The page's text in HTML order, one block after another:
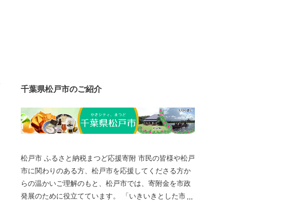
千葉県松戸市のご紹介
松戸市 ふるさと納税まつど応援寄附 市民の皆様や松戸
市に関わりのある方、松戸市を応援してくださる方か
らの温かいご理解のもと、松戸市では、寄附金を市政
発展のために役立てています。 「いきいきとした市民